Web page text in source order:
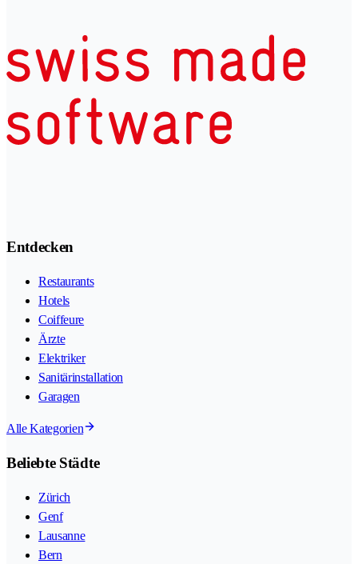
Entdecken
Restaurants
Hotels
Coiffeure
Ärzte
Elektriker
Sanitärinstallation
Garagen
Alle Kategorien
Beliebte Städte
Zürich
Genf
Lausanne
Bern